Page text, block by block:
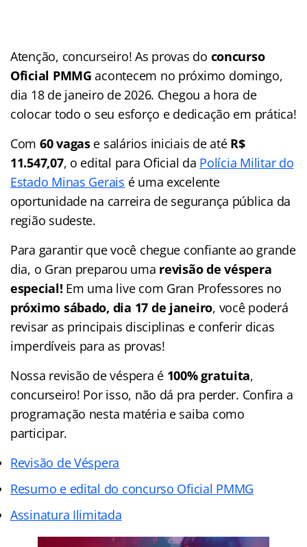
Atenção, concurseiro! As provas do concurso
Oficial PMMG acontecem no próximo domingo,
dia 18 de janeiro de 2026. Chegou a hora de
colocar todo o seu esforço e dedicação em prática!
Com 60 vagase salários iniciais de até R$
11.547,07, o edital para Oficial da Polícia Militar do
Estado Minas Gerais é uma excelente
oportunidade na carreira de segurança pública da
região sudeste.
Para garantir que você chegue confiante ao grande
dia, o Gran preparou uma revisão de véspera
especial! Em uma live com Gran Professores no
próximo sábado, dia 17 de janeiro, você poderá
revisar as principais disciplinas e conferir dicas
imperdíveis para as provas!
Nossa revisão de véspera é 100% gratuita,
concurseiro! Por isso, não dá pra perder. Confira a
programação nesta matéria e saiba como
participar.
Revisão de Véspera
Resumo e edital do concurso Oficial PMMG
Assinatura Ilimitada